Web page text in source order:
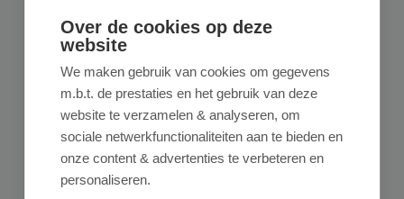
ETTORE
Ettore Reach Telescoopsteel - 1 Section -
60cm
Gemiddelde waardering van 5 van 5 sterren
1 review
Ettore REA-C-H Telescoopsteel – 1-delig (60 cm) De Ettore
REA-C-H telescoopsteel 60 cm is een compa...
Over de cookies op deze
website
We maken gebruik van cookies om gegevens
m.b.t. de prestaties en het gebruik van deze
website te verzamelen & analyseren, om
sociale netwerkfunctionaliteiten aan te bieden en
onze content & advertenties te verbeteren en
personaliseren.